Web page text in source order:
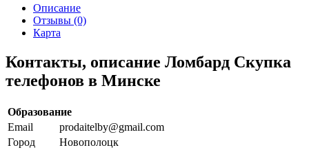
Описание
Отзывы (0)
Карта
Контакты, описание Ломбард Скупка
телефонов в Минске
Образование
Email
prodaitelby@gmail.com
Город
Новополоцк